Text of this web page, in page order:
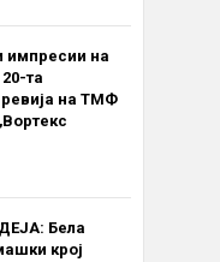
импресии на
20-та
ревија на ТМФ
Бела
крој